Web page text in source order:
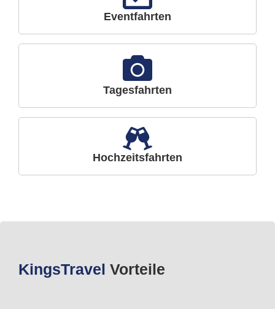
Eventfahrten
Tagesfahrten
Hochzeitsfahrten
KingsTravel Vorteile